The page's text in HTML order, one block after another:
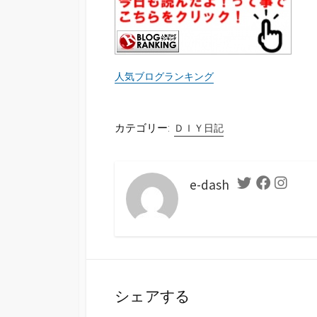
人気ブログランキング
カテゴリー: ＤＩＹ日記
e-dash TwitterFacebook
シェアする